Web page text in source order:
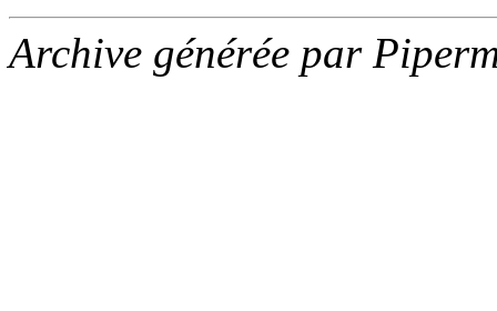
Archive générée par